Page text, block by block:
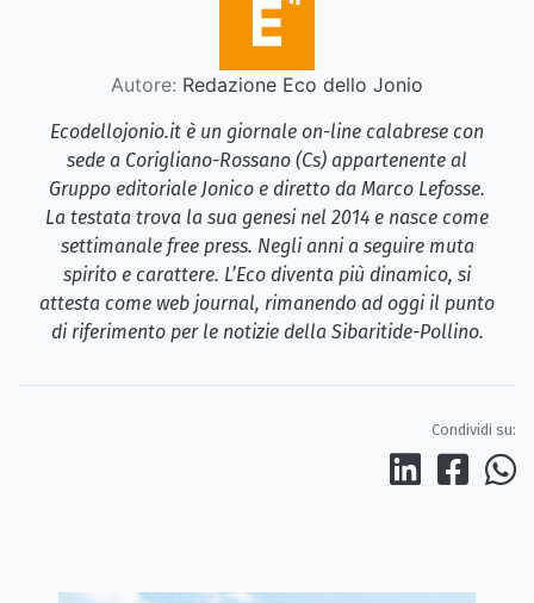
Autore: Redazione Eco dello Jonio
Ecodellojonio.it è un giornale on-line calabrese con
sede a Corigliano-Rossano (Cs) appartenente al
Gruppo editoriale Jonico e diretto da Marco Lefosse.
La testata trova la sua genesi nel 2014 e nasce come
settimanale free press. Negli anni a seguire muta
spirito e carattere. L’Eco diventa più dinamico, si
attesta come web journal, rimanendo ad oggi il punto
di riferimento per le notizie della Sibaritide-Pollino.
Condividi su: